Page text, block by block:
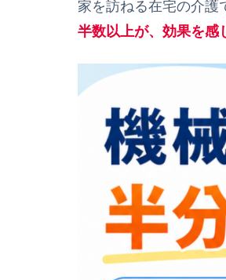
家を訪ねる在宅の介護
半数以上が、効果を感